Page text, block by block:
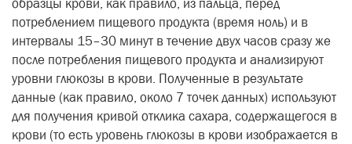
образцы крови, как правило, из пальца, перед
потреблением пищевого продукта (время ноль) и в
интервалы 15–30 минут в течение двух часов сразу же
после потребления пищевого продукта и анализируют
уровни глюкозы в крови. Полученные в результате
данные (как правило, около 7 точек данных) используют
для получения кривой отклика сахара, содержащегося в
крови (то есть уровень глюкозы в крови изображается в